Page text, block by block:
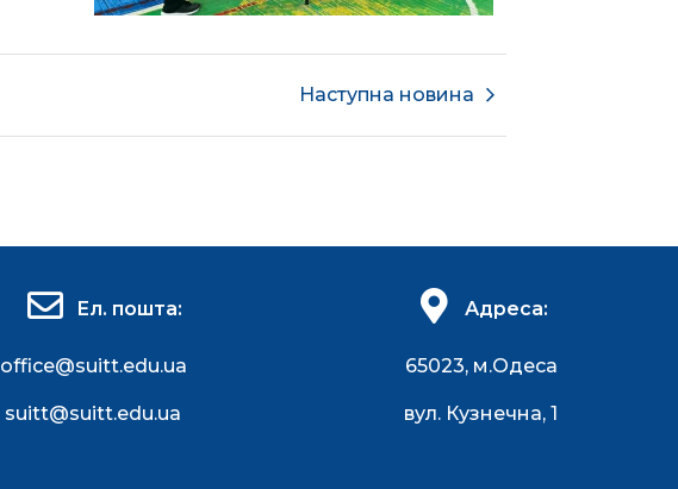
Наступна новина
Ел. пошта:
office@suitt.edu.ua
suitt@suitt.edu.ua
Адреса:
65023, м.Одеса
вул. Кузнечна, 1